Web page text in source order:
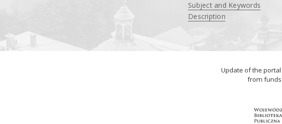
Subject and Keywords
Description
Update of the portal
from funds